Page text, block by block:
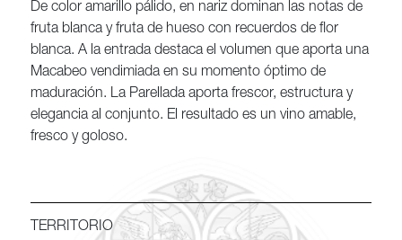
De color amarillo pálido, en nariz dominan las notas de
fruta blanca y fruta de hueso con recuerdos de flor
blanca. A la entrada destaca el volumen que aporta una
Macabeo vendimiada en su momento óptimo de
maduración. La Parellada aporta frescor, estructura y
elegancia al conjunto. El resultado es un vino amable,
fresco y goloso.
TERRITORIO